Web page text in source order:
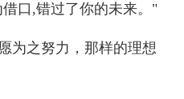
口,错过了你的未来。"
之努力，那样的理想